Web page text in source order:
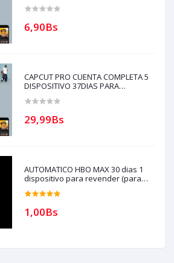
puede comprar, ) para soporte
6,90Bs
CAPCUT PRO CUENTA COMPLETA 5
DISPOSITIVO 37DIAS PARA
(solo con creditos puede comprar, )
Historial,
29,99Bs
AUTOMATICO HBO MAX 30 dias 1
dispositivo para revender (para
compras solo con creditos)
1,00Bs